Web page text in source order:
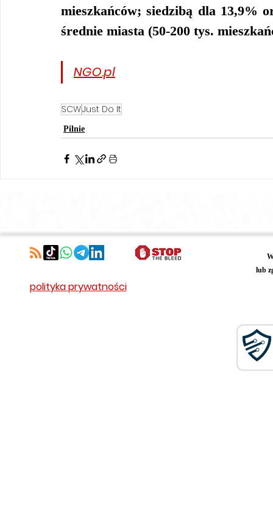
mieszkańców; siedzibą dla 13,9%
średnie miasta (50-200 tys.
NGO.pl
SCWJust Do It
Pilnie
lub
polityka prywatności